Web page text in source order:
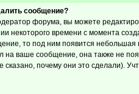
сообщение?
форума, вы можете
некоторого времени с момента
то под ним появится
на ваше сообщение, она также не
сказано, почему они это сделали).